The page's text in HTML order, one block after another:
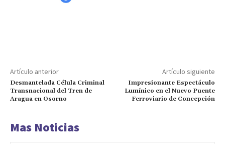
Artículo anterior
Desmantelada Célula Criminal
Transnacional del Tren de
Aragua en Osorno
Artículo siguiente
Impresionante Espectáculo
Lumínico en el Nuevo Puente
Ferroviario de Concepción
Mas Noticias